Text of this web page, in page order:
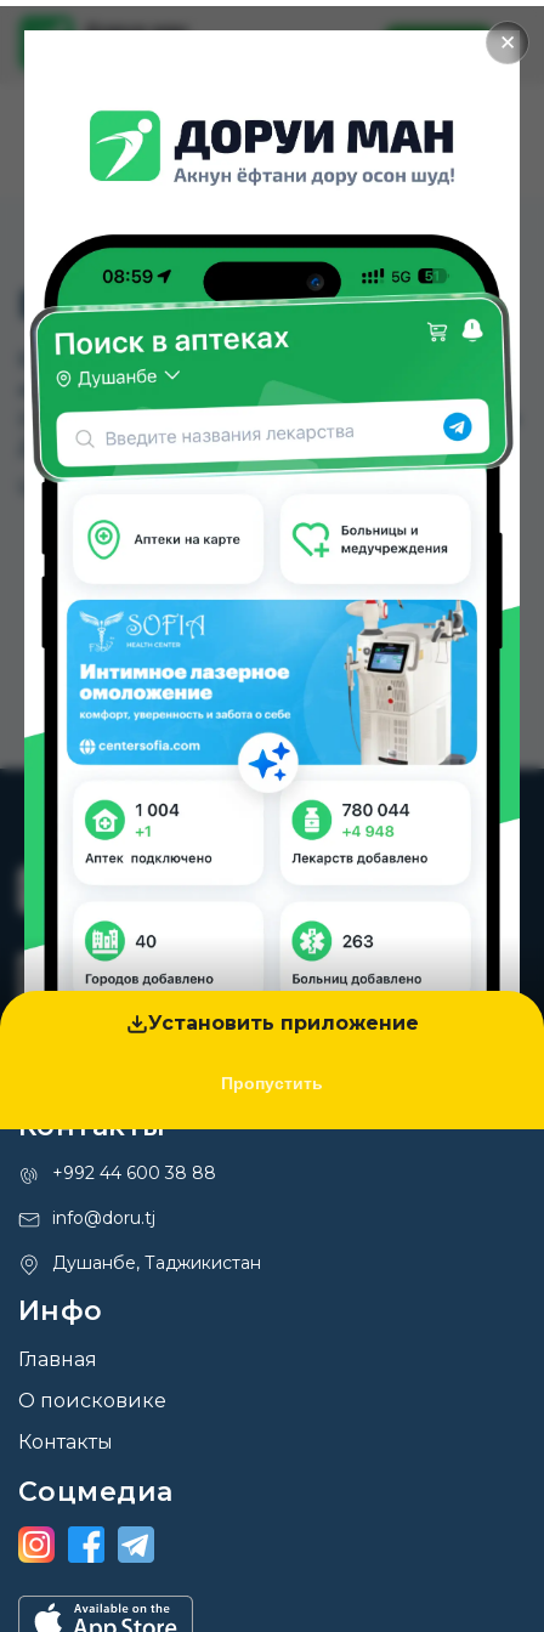
✕
Установить приложение
Пропустить
Доруи ман
Установить
БУТИЛКА 210 МЛ
БУТИЛКА 210 МЛ можно купить или заказать в
аптеках, Нишон №1, Релакс №1, Халоват
(dorukhona.tj) по цене от 25.00 TJS до 60.00 TJS в
Душанбе и других городах Таджикистана
Цена: от
25.00 TJS
Контакты
+992 44 600 38 88
info@doru.tj
Душанбе, Таджикистан
Инфо
Главная
О поисковике
Контакты
Соцмедиа